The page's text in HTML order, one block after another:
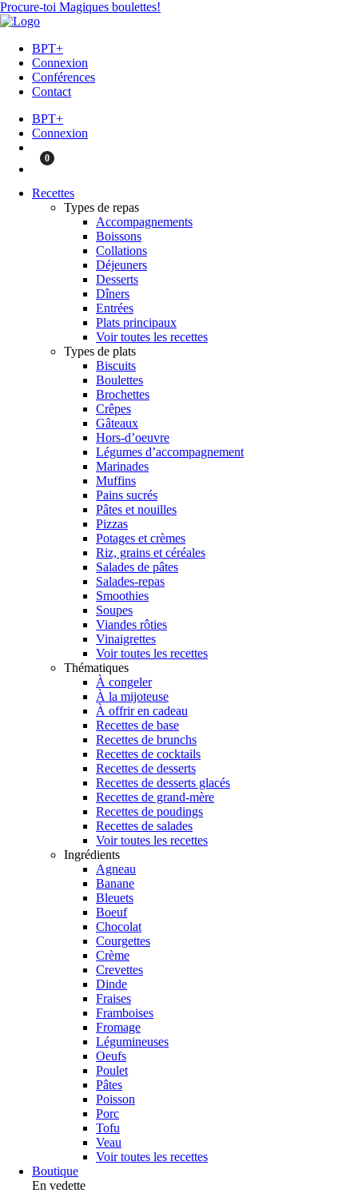
Procure-toi Magiques boulettes!
BPT+
Connexion
Conférences
Contact
BPT+
Connexion
0
Recettes
Types de repas
Accompagnements
Boissons
Collations
Déjeuners
Desserts
Dîners
Entrées
Plats principaux
Voir toutes les recettes
Types de plats
Biscuits
Boulettes
Brochettes
Crêpes
Gâteaux
Hors-d’oeuvre
Légumes d’accompagnement
Marinades
Muffins
Pains sucrés
Pâtes et nouilles
Pizzas
Potages et crèmes
Riz, grains et céréales
Salades de pâtes
Salades-repas
Smoothies
Soupes
Viandes rôties
Vinaigrettes
Voir toutes les recettes
Thématiques
À congeler
À la mijoteuse
À offrir en cadeau
Recettes de base
Recettes de brunchs
Recettes de cocktails
Recettes de desserts
Recettes de desserts glacés
Recettes de grand-mère
Recettes de poudings
Recettes de salades
Voir toutes les recettes
Ingrédients
Agneau
Banane
Bleuets
Boeuf
Chocolat
Courgettes
Crème
Crevettes
Dinde
Fraises
Framboises
Fromage
Légumineuses
Oeufs
Poulet
Pâtes
Poisson
Porc
Tofu
Veau
Voir toutes les recettes
Boutique
En vedette